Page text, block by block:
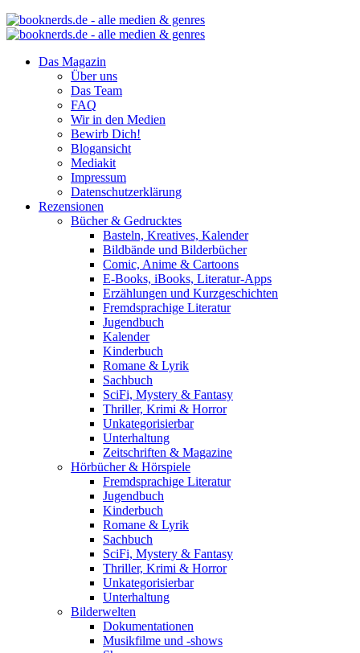
Das Magazin
Über uns
Das Team
FAQ
Wir in den Medien
Bewirb Dich!
Blogansicht
Mediakit
Impressum
Datenschutzerklärung
Rezensionen
Bücher & Gedrucktes
Basteln, Kreatives, Kalender
Bildbände und Bilderbücher
Comic, Anime & Cartoons
E-Books, iBooks, Literatur-Apps
Erzählungen und Kurzgeschichten
Fremdsprachige Literatur
Jugendbuch
Kalender
Kinderbuch
Romane & Lyrik
Sachbuch
SciFi, Mystery & Fantasy
Thriller, Krimi & Horror
Unkategorisierbar
Unterhaltung
Zeitschriften & Magazine
Hörbücher & Hörspiele
Fremdsprachige Literatur
Jugendbuch
Kinderbuch
Romane & Lyrik
Sachbuch
SciFi, Mystery & Fantasy
Thriller, Krimi & Horror
Unkategorisierbar
Unterhaltung
Bilderwelten
Dokumentationen
Musikfilme und -shows